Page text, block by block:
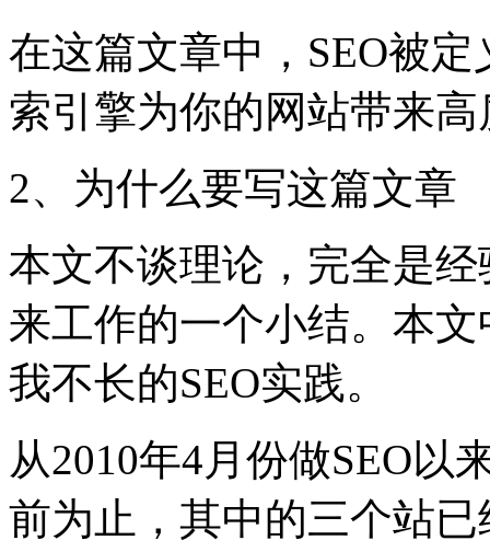
在这篇文章中，SEO被
索引擎为你的网站带来
2、为什么要写这篇文章
本文不谈理论，完全是
来工作的一个小结。本
我不长的SEO实践。
从2010年4月份做SEO以
前为止，其中的三个站